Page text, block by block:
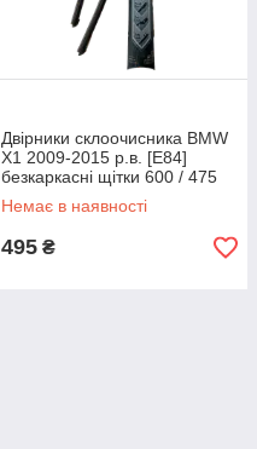
Двірники склоочисника BMW
X1 2009-2015 р.в. [E84]
безкаркасні щітки 600 / 475
мм. Armer (комплект 2 шт.)
Немає в наявності
495 ₴